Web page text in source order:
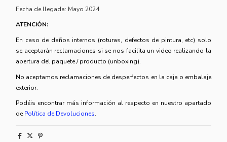
Fecha de llegada: Mayo 2024
ATENCIÓN:
En caso de daños internos (roturas, defectos de pintura, etc) solo
se aceptarán reclamaciones si se nos facilita un video realizando la
apertura del paquete / producto (unboxing).
No aceptamos reclamaciones de desperfectos en la caja o embalaje
exterior.
Podéis encontrar más información al respecto en nuestro apartado
dePolítica de Devoluciones.